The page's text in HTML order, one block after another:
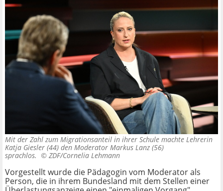
Mit der Zahl zum Migrationsanteil in ihrer Schule machte Lehrerin
Katja Giesler (44) den Moderator Markus Lanz (56)
sprachlos. © ZDF/Cornelia Lehmann
Vorgestellt wurde die Pädagogin vom Moderator als
Person, die in ihrem Bundesland mit dem Stellen einer